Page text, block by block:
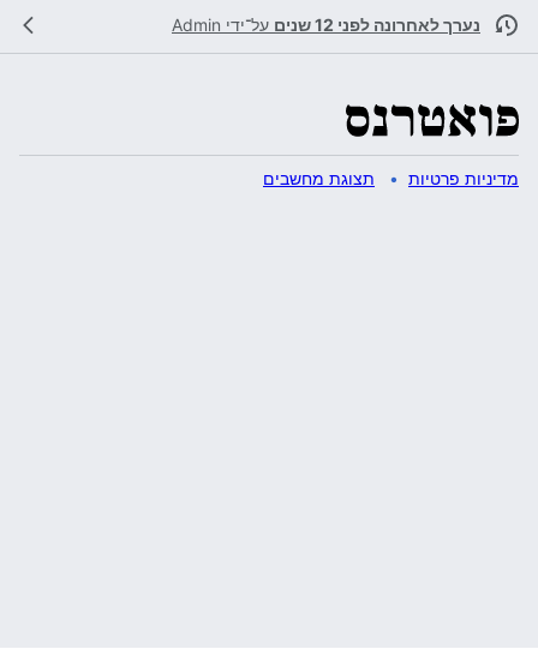
נערך לאחרונה לפני 12 שנים על־ידי Admin
מדיניות פרטיות תצוגת מחשבים